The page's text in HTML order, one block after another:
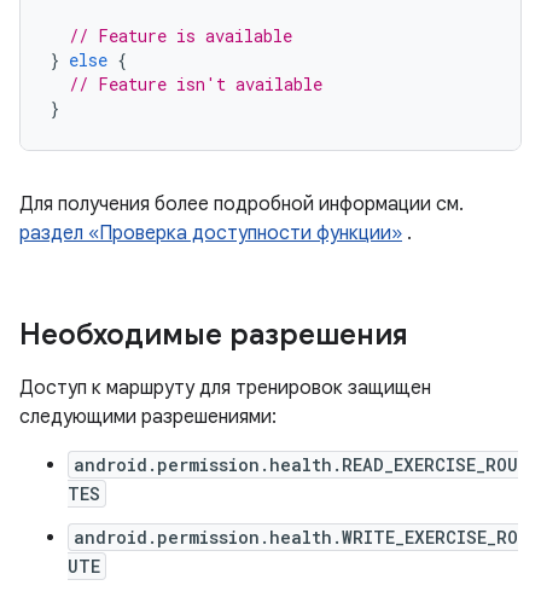
// Feature is available
} else {
// Feature isn't available
}
Для получения более подробной информации см.
раздел «Проверка доступности функции» .
Необходимые разрешения
Доступ к маршруту для тренировок защищен
следующими разрешениями:
android.permission.health.READ_EXERCISE_ROU
TES
android.permission.health.WRITE_EXERCISE_RO
UTE